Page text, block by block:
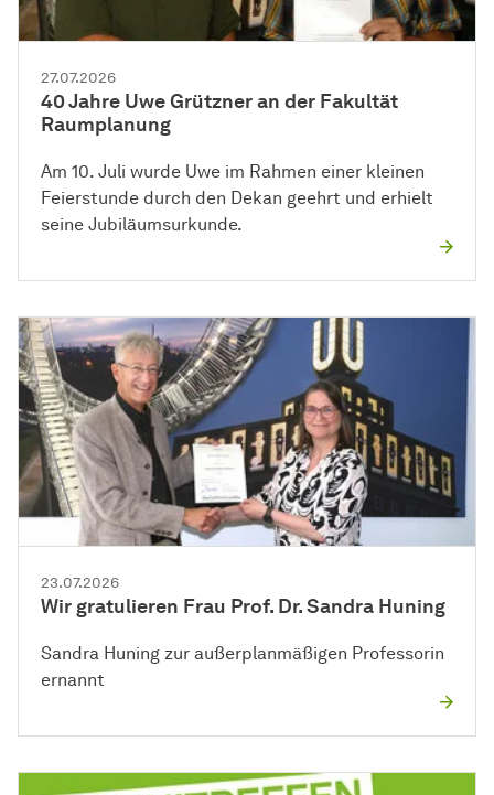
27.07.2026
40 Jahre Uwe Grützner an der Fakultät
Raumplanung
Am 10. Juli wurde Uwe im Rahmen einer kleinen
Feierstunde durch den Dekan geehrt und erhielt
seine Jubiläumsurkunde.
23.07.2026
Wir gratulieren Frau Prof. Dr. Sandra Huning
Sandra Huning zur außerplanmäßigen Professorin
ernannt